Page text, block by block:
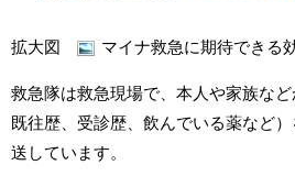
拡大図 マイナ救急に期待できる
救急隊は救急現場で、本人や家族など
既往歴、受診歴、飲んでいる薬など
送しています。